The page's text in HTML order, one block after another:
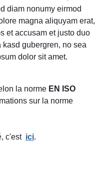
diam nonumy eirmod
magna aliquyam erat,
et accusam et justo duo
gubergren, no sea
dolor sit amet.
la norme EN ISO
sur la norme
c'est ici.